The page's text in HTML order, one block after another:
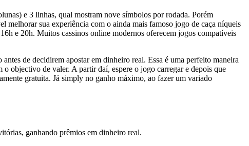
e 3 linhas, qual mostram nove símbolos por rodada. Porém
melhorar sua experiência com o ainda mais famoso jogo de caça níqueis
e 20h. Muitos cassinos online modernos oferecem jogos compatíveis
de decidirem apostar em dinheiro real. Essa é uma perfeito maneira
objectivo de valer. A partir daí, espere o jogo carregar e depois que
gratuita. Já simply no ganho máximo, ao fazer um variado
ganhando prêmios em dinheiro re­al.